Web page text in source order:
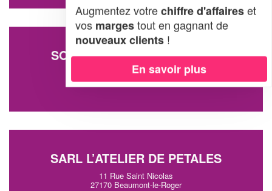
SOCIÉTÉ HUBERT CHARLINE
2 Rue Robert D’artois
27170 Beaumont-le-Roger
SARL L’ATELIER DE PETALES
11 Rue Saint Nicolas
27170 Beaumont-le-Roger
Augmentez votrechiffre d'affaireset
vos margestout en gagnant de
nouveaux clients !
En savoir plus